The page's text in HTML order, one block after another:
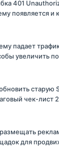
401
появляется и
падает
увеличить
старую
чек-лист
для